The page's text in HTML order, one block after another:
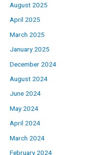
August 2025
April 2025
March 2025
January 2025
December 2024
August 2024
June 2024
May 2024
April 2024
March 2024
February 2024